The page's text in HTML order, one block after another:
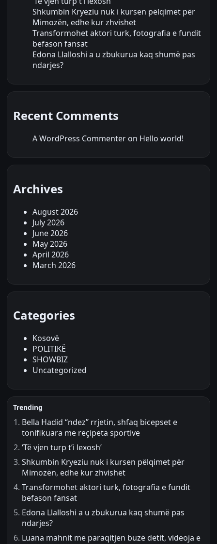
Shkumbin Kryeziu nuk i kursen pëlqimet për
Mimozën, edhe kur zhvishet
Transformohet aktori turk, fotografia e fundit
befason fansat
Edona Llalloshi a u zbukurua kaq shumë pas
ndarjes?
Recent Comments
A WordPress Commenter on Hello world!
Archives
August 2026
July 2026
June 2026
May 2026
April 2026
March 2026
Categories
Kosovë
POLITIKË
SHOWBIZ
Uncategorized
Trending
Bella Hadid “ndez” rrjetin, shfaq bicepset e
tonifikuara me reçipeta sportive
‘Të vjen turp t’i lexosh’
Shkumbin Kryeziu nuk i kursen pëlqimet për
Mimozën, edhe kur zhvishet
Transformohet aktori turk, fotografia e fundit
befason fansat
Edona Llalloshi a u zbukurua kaq shumë pas
ndarjes?
Luana mahnit me paraqitjen buzë detit, videoja e